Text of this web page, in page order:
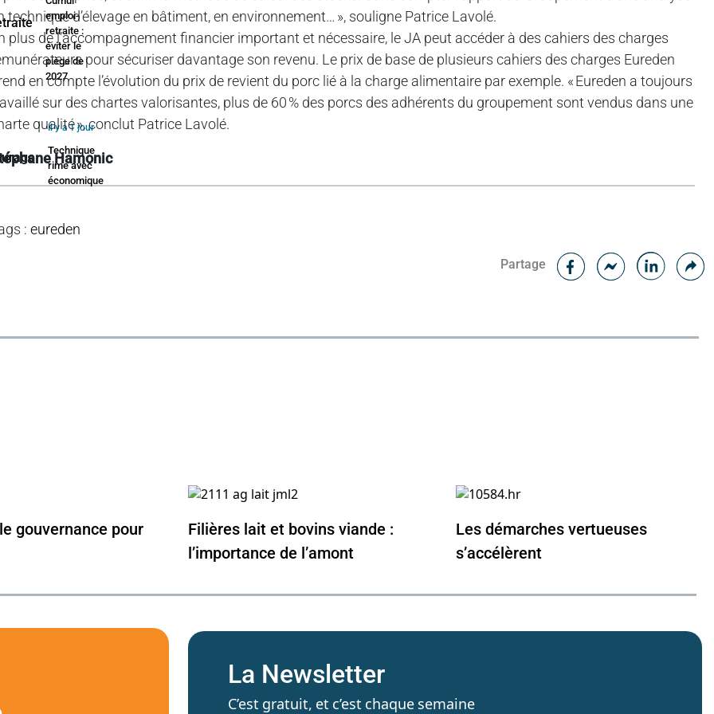
technique d’élevage en bâtiment, en environnement… », souligne Patrice Lavolé.
plus de l’accompagnement financier important et nécessaire, le JA peut accéder à des cahiers des charges
pour sécuriser davantage son revenu. Le prix de base de plusieurs cahiers des charges Eureden
en compte l’évolution du prix de revient du porc lié à la charge alimentaire par exemple. « Eureden a toujours
sur des chartes valorisantes, plus de 60 % des porcs des adhérents du groupement sont vendus dans une
qualité », conclut Patrice Lavolé.
Hamonic
:eureden
Partage
Facebook
emploi-
retraite :
éviter le
piège de
2027
Il y a 1 jour
Technique
rime avec
économique
gouvernance pour
Filières lait et bovins viande :
l’importance de l’amont
Les démarches vertueuses
s’accélèrent
La Newsletter
C’est gratuit, et c’est chaque semaine